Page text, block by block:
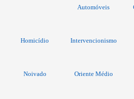
Automóveis
Homicídio Intervencionismo
Noivado Oriente Médio